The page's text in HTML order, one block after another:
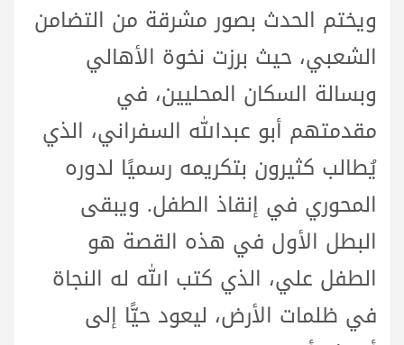
ويختم الحدث بصور مشرقة من التضامن
الشعبي، حيث برزت نخوة الأهالي
وبسالة السكان المحليين، في
مقدمتهم أبو عبدالله السفراني، الذي
يُطالب كثيرون بتكريمه رسميًا لدوره
المحوري في إنقاذ الطفل. ويبقى
البطل الأول في هذه القصة هو
الطفل علي، الذي كتب الله له النجاة
في ظلمات الأرض، ليعود حيًّا إلى